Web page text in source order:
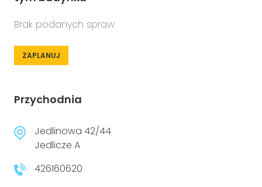
Brak podanych spraw
ZAPLANUJ
Przychodnia
Jedlinowa 42/44
Jedlicze A
426160620